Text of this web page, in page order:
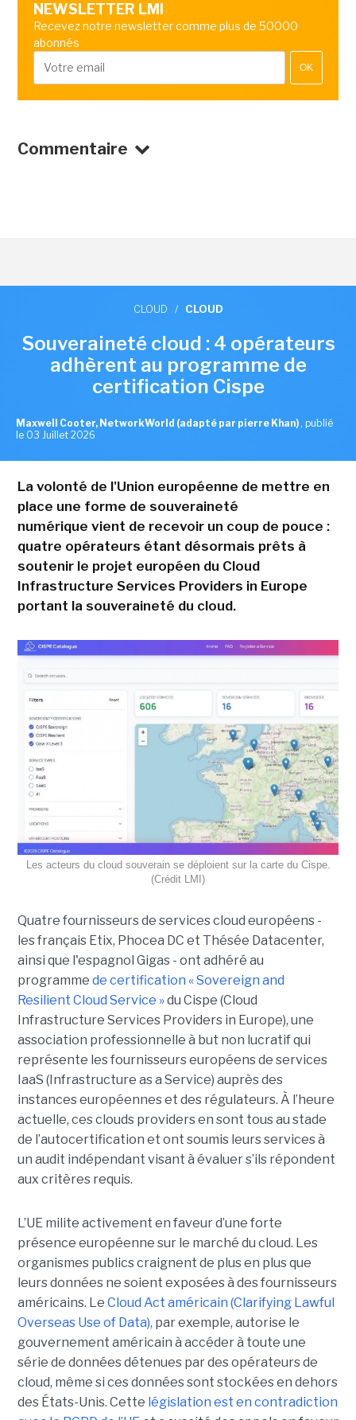
NEWSLETTER LMI
Recevez notre newsletter comme plus de 50000
abonnés
OK
Commentaire
CLOUD / CLOUD
Souveraineté cloud : 4 opérateurs
adhèrent au programme de
certification Cispe
Maxwell Cooter, NetworkWorld (adapté par pierre Khan) , publié
le 03 Juillet 2026
La volonté de l'Union européenne de mettre en
place une forme de souveraineté
numérique vient de recevoir un coup de pouce :
quatre opérateurs étant désormais prêts à
soutenir le projet européen du Cloud
Infrastructure Services Providers in Europe
portant la souveraineté du cloud.
Les acteurs du cloud souverain se déploient sur la carte du Cispe.
(Crédit LMI)
Quatre fournisseurs de services cloud européens -
les français Etix, Phocea DC et Thésée Datacenter,
ainsi que l'espagnol Gigas - ont adhéré au
programme de certification « Sovereign and
Resilient Cloud Service »du Cispe (Cloud
Infrastructure Services Providers in Europe), une
association professionnelle à but non lucratif qui
représente les fournisseurs européens de services
IaaS (Infrastructure as a Service) auprès des
instances européennes et des régulateurs. À l’heure
actuelle, ces clouds providers en sont tous au stade
de l’autocertification et ont soumis leurs services à
un audit indépendant visant à évaluer s’ils répondent
aux critères requis.
L’UE milite activement en faveur d’une forte
présence européenne sur le marché du cloud. Les
organismes publics craignent de plus en plus que
leurs données ne soient exposées à des fournisseurs
américains. Le Cloud Act américain (Clarifying Lawful
Overseas Use of Data), par exemple, autorise le
gouvernement américain à accéder à toute une
série de données détenues par des opérateurs de
cloud, même si ces données sont stockées en dehors
des États-Unis. Cette législation est en contradiction